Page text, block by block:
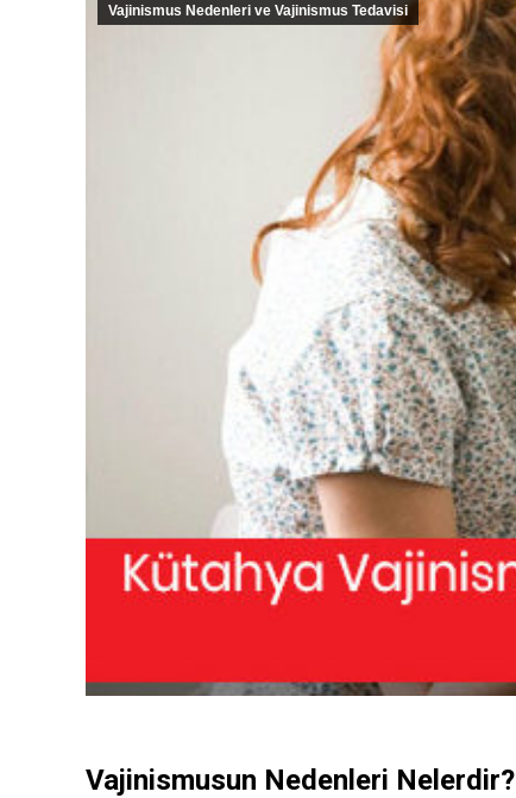
Vajinismus Nedenleri ve Vajinismus Tedavisi
Vajinismusun Nedenleri Nelerdir?